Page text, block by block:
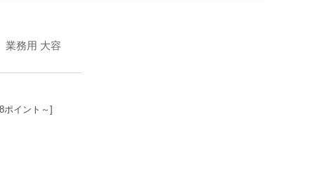
務用 大容
ポイント～]